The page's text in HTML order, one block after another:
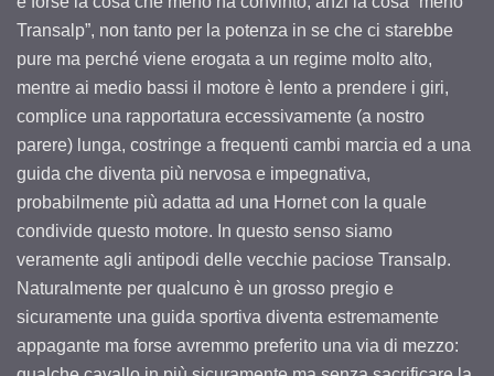
Transalp”, non tanto per la potenza in se che ci starebbe
pure ma perché viene erogata a un regime molto alto,
mentre ai medio bassi il motore è lento a prendere i giri,
complice una rapportatura eccessivamente (a nostro
parere) lunga, costringe a frequenti cambi marcia ed a una
guida che diventa più nervosa e impegnativa,
probabilmente più adatta ad una Hornet con la quale
condivide questo motore. In questo senso siamo
veramente agli antipodi delle vecchie paciose Transalp.
Naturalmente per qualcuno è un grosso pregio e
sicuramente una guida sportiva diventa estremamente
appagante ma forse avremmo preferito una via di mezzo: